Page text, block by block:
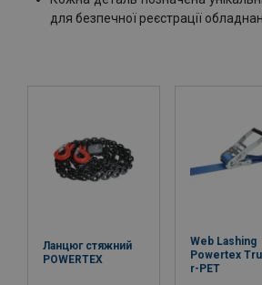
для безпечної реєстрації
Ланцюг стяжний
POWERTEX
Web Lashing
Powertex
r-PET